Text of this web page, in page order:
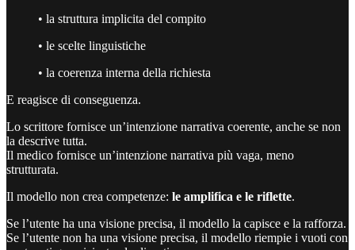
• la struttura implicita del compito
• le scelte linguistiche
• la coerenza interna della richiesta
E reagisce di conseguenza.
Lo scrittore fornisce un’intenzione narrativa coerente, anche se non
la descrive tutta.
Il medico fornisce un’intenzione narrativa più vaga, meno
strutturata.
Il modello non crea competenze: le amplifica e le riflette.
Se l’utente ha una visione precisa, il modello la capisce e la rafforza.
Se l’utente non ha una visione precisa, il modello riempie i vuoti con